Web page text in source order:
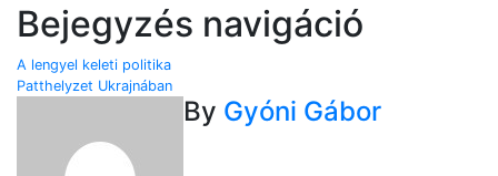
Bejegyzés navigáció
A lengyel keleti politika
Patthelyzet Ukrajnában
By Gyóni Gábor